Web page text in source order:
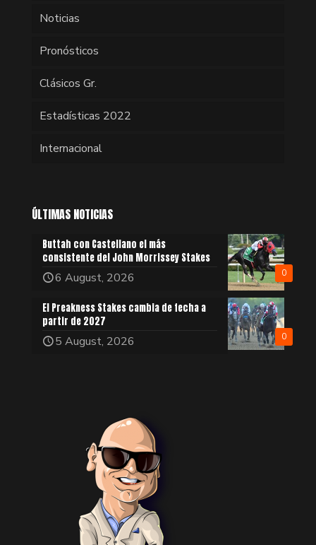
Noticias
Pronósticos
Clásicos Gr.
Estadísticas 2022
Internacional
ÚLTIMAS NOTICIAS
0
Buttah con Castellano el más
consistente del John Morrissey Stakes
6 August, 2026
0
El Preakness Stakes cambia de fecha a
partir de 2027
5 August, 2026